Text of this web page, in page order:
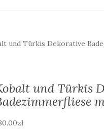
und Türkis Dekorative
und Türkis
zł